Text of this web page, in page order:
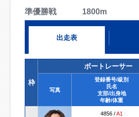
準優勝戦 1800m
出走表
枠
ボートレーサー
写真
登録番号/級別
氏名
支部/出身地
年齢/体重
4856 /A1